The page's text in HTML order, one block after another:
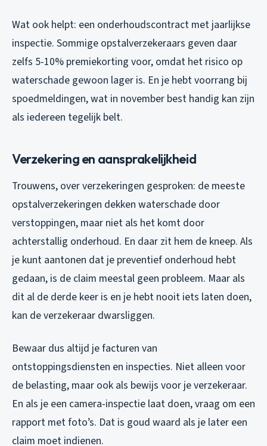
Wat ook helpt: een onderhoudscontract met jaarlijkse
inspectie. Sommige opstalverzekeraars geven daar
zelfs 5-10% premiekorting voor, omdat het risico op
waterschade gewoon lager is. En je hebt voorrang bij
spoedmeldingen, wat in november best handig kan zijn
als iedereen tegelijk belt.
Verzekering en aansprakelijkheid
Trouwens, over verzekeringen gesproken: de meeste
opstalverzekeringen dekken waterschade door
verstoppingen, maar niet als het komt door
achterstallig onderhoud. En daar zit hem de kneep. Als
je kunt aantonen dat je preventief onderhoud hebt
gedaan, is de claim meestal geen probleem. Maar als
dit al de derde keer is en je hebt nooit iets laten doen,
kan de verzekeraar dwarsliggen.
Bewaar dus altijd je facturen van
ontstoppingsdiensten en inspecties. Niet alleen voor
de belasting, maar ook als bewijs voor je verzekeraar.
En als je een camera-inspectie laat doen, vraag om een
rapport met foto’s. Dat is goud waard als je later een
claim moet indienen.